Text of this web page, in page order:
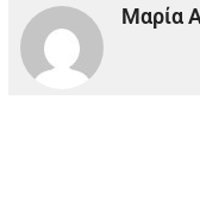
Μαρία